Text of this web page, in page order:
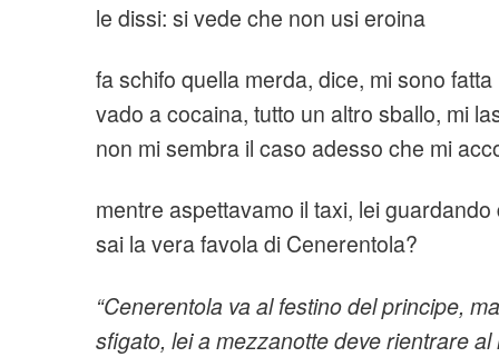
le dissi: si vede che non usi eroina
fa schifo quella merda, dice, mi sono
vado a cocaina, tutto un altro sballo, mi
non mi sembra il caso adesso che mi
mentre aspettavamo il taxi, lei
sai la vera favola di Cenerentola?
“Cenerentola va al festino del principe,
sfigato, lei a mezzanotte deve rientrare